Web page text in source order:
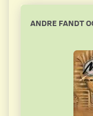
ANDRE FANDT